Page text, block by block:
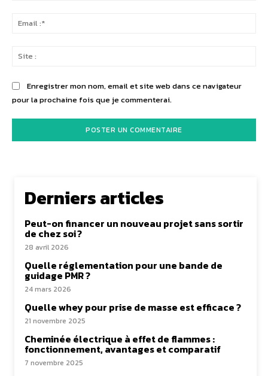
Enregistrer mon nom, email et site web dans ce navigateur
pour la prochaine fois que je commenterai.
Derniers articles
Peut-on financer un nouveau projet sans sortir
de chez soi ?
28 avril 2026
Quelle réglementation pour une bande de
guidage PMR ?
24 mars 2026
Quelle whey pour prise de masse est efficace ?
21 novembre 2025
Cheminée électrique à effet de flammes :
fonctionnement, avantages et comparatif
7 novembre 2025